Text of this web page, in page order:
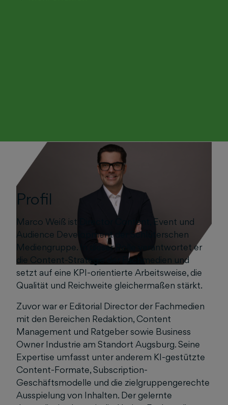
Profil
Marco Weiß ist Director Content, Event und
Audience Development der Schlüterschen
Mediengruppe. In dieser Rolle verantwortet er
die Content-Strategie der Fachmedien und
setzt auf eine KPI-orientierte Arbeitsweise, die
Qualität und Reichweite gleichermaßen stärkt.
Zuvor war er Editorial Director der Fachmedien
mit den Bereichen Redaktion, Content
Management und Ratgeber sowie Business
Owner Industrie am Standort Augsburg. Seine
Expertise umfasst unter anderem KI-gestützte
Content-Formate, Subscription-
Geschäftsmodelle und die zielgruppengerechte
Ausspielung von Inhalten. Der gelernte